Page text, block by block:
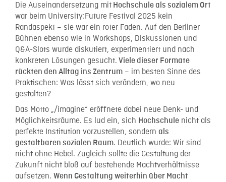
Die Auseinandersetzung mit Hochschule als sozialem Ort
war beim University:Future Festival 2025 kein
Randaspekt – sie war ein roter Faden. Auf den Berliner
Bühnen ebenso wie in Workshops, Diskussionen und
Q&A-Slots wurde diskutiert, experimentiert und nach
konkreten Lösungen gesucht. Viele dieser Formate
rückten den Alltag ins Zentrum – im besten Sinne des
Praktischen: Was lässt sich verändern, wo neu
gestalten?
Das Motto „/imagine“ eröffnete dabei neue Denk- und
Möglichkeitsräume. Es lud ein, sich Hochschule nicht als
perfekte Institution vorzustellen, sondern als
gestaltbaren sozialen Raum. Deutlich wurde: Wir sind
nicht ohne Hebel. Zugleich sollte die Gestaltung der
Zukunft nicht bloß auf bestehende Machtverhältnisse
aufsetzen. Wenn Gestaltung weiterhin über Macht